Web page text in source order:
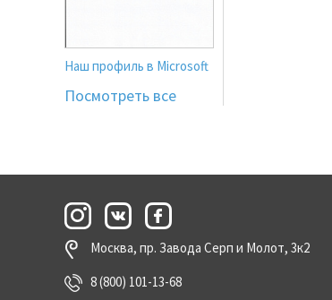
Наш профиль в Microsoft
Посмотреть все
Москва, пр. Завода Серп и Молот, 3к2
8 (800) 101-13-68